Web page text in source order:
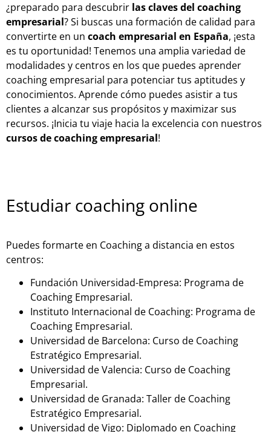
¿preparado para descubrir las claves del coaching
empresarial? Si buscas una formación de calidad para
convertirte en un coach empresarial en España, ¡esta
es tu oportunidad! Tenemos una amplia variedad de
modalidades y centros en los que puedes aprender
coaching empresarial para potenciar tus aptitudes y
conocimientos. Aprende cómo puedes asistir a tus
clientes a alcanzar sus propósitos y maximizar sus
recursos. ¡Inicia tu viaje hacia la excelencia con nuestros
cursos de coaching empresarial!
Estudiar coaching online
Puedes formarte en Coaching a distancia en estos
centros:
Fundación Universidad-Empresa: Programa de
Coaching Empresarial.
Instituto Internacional de Coaching: Programa de
Coaching Empresarial.
Universidad de Barcelona: Curso de Coaching
Estratégico Empresarial.
Universidad de Valencia: Curso de Coaching
Empresarial.
Universidad de Granada: Taller de Coaching
Estratégico Empresarial.
Universidad de Vigo: Diplomado en Coaching